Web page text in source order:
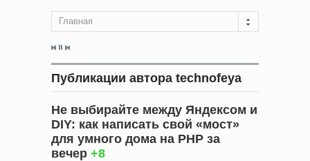
Главная
Публикации автора technofeya
Не выбирайте между Яндексом и
DIY: как написать свой «мост»
для умного дома на PHP за
вечер +8